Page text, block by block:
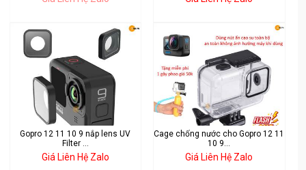
Gopro 12 11 10 9 nắp lens UV
Filter ...
Giá Liên Hệ Zalo
Cage chống nước cho Gopro 12 11
10 9...
Giá Liên Hệ Zalo